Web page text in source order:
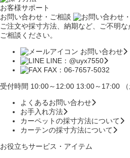
お客様サポート
お問い合わせ・ご相談
ご注文や採寸方法、納期など、ご不明
ご相談ください。
お問い合わせ
LINE：@uyx7550
FAX：06-7657-5032
受付時間 10:00～12:00 13:00～17:00 （
よくあるお問い合わせ
お手入れ方法
カーペットの採寸方法について
カーテンの採寸方法について
お役立ちサービス・アイテム